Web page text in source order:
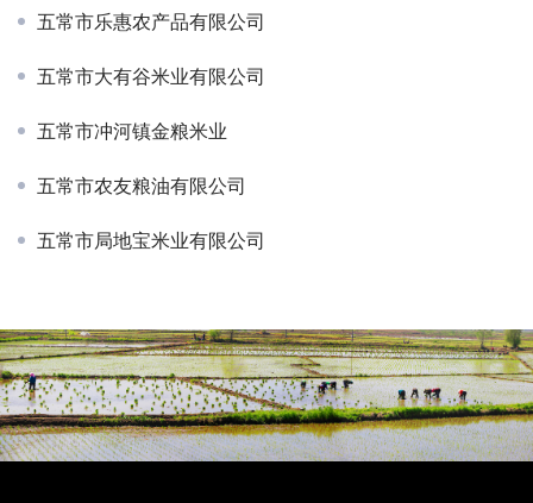
五常市乐惠农产品有限公司
五常市大有谷米业有限公司
五常市冲河镇金粮米业
五常市农友粮油有限公司
五常市局地宝米业有限公司